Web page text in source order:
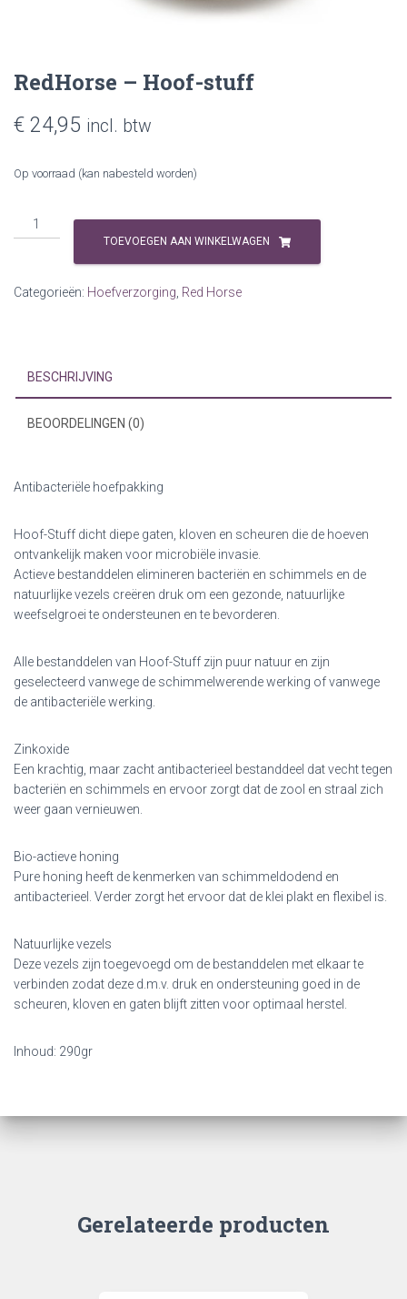
RedHorse – Hoof-stuff
€ 24,95 incl. btw
Op voorraad (kan nabesteld worden)
RedHorse
-
aantal
TOEVOEGEN AAN WINKELWAGEN
Categorieën: Hoefverzorging, Red Horse
BESCHRIJVING
BEOORDELINGEN (0)
Antibacteriële hoefpakking
Hoof-Stuff dicht diepe gaten, kloven en scheuren die de hoeven
ontvankelijk maken voor microbiële invasie.
Actieve bestanddelen elimineren bacteriën en schimmels en de
natuurlijke vezels creëren druk om een gezonde, natuurlijke
weefselgroei te ondersteunen en te bevorderen.
Alle bestanddelen van Hoof-Stuff zijn puur natuur en zijn
geselecteerd vanwege de schimmelwerende werking of vanwege
de antibacteriële werking.
Zinkoxide
Een krachtig, maar zacht antibacterieel bestanddeel dat vecht tegen
bacteriën en schimmels en ervoor zorgt dat de zool en straal zich
weer gaan vernieuwen.
Bio-actieve honing
Pure honing heeft de kenmerken van schimmeldodend en
antibacterieel. Verder zorgt het ervoor dat de klei plakt en flexibel is.
Natuurlijke vezels
Deze vezels zijn toegevoegd om de bestanddelen met elkaar te
verbinden zodat deze d.m.v. druk en ondersteuning goed in de
scheuren, kloven en gaten blijft zitten voor optimaal herstel.
Inhoud: 290gr
Gerelateerde producten